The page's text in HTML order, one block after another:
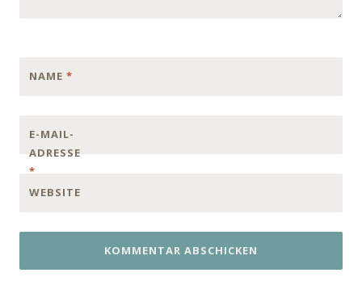
NAME *
E-MAIL-
ADRESSE
*
WEBSITE